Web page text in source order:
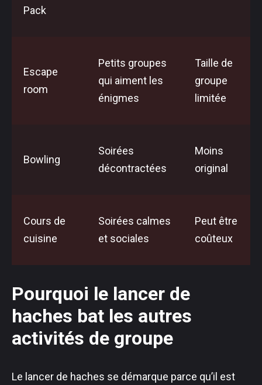
Pack
Escape
room
Petits groupes
qui aiment les
énigmes
Taille de
groupe
limitée
Bowling
Soirées
décontractées
Moins
original
Cours de
cuisine
Soirées calmes
et sociales
Peut être
coûteux
Pourquoi le lancer de
haches bat les autres
activités de groupe
Le lancer de haches se démarque parce qu’il est